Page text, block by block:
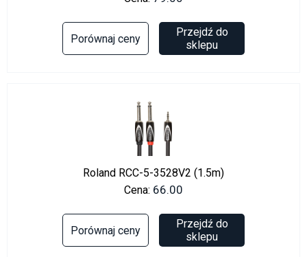
Porównaj ceny
Przejdź do
sklepu
Roland RCC-5-3528V2 (1.5m)
Cena: 66.00
Porównaj ceny
Przejdź do
sklepu